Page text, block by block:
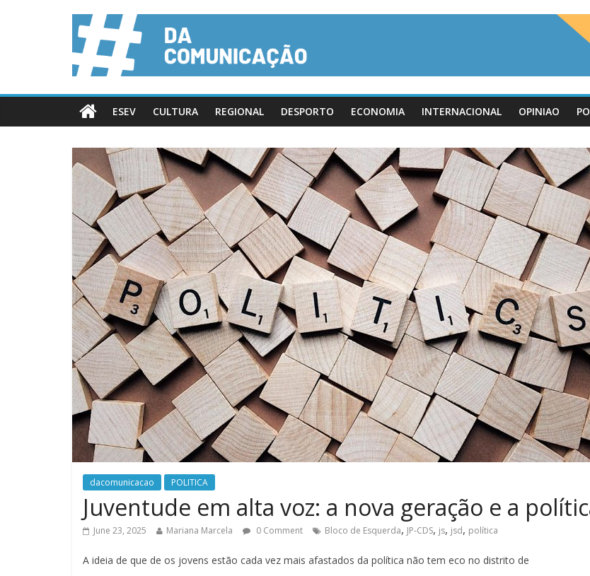
ESEV CULTURA REGIONAL DESPORTO ECONOMIA INTERNACIONAL OPINIAO
dacomunicacao POLITICA
Juventude em alta voz: a nova geração e a
June 23, 2025 Mariana Marcela 0 Comment Bloco de Esquerda, JP-CDS, js, jsd, política
A ideia de que de os jovens estão cada vez mais afastados da política não tem eco no distrito de